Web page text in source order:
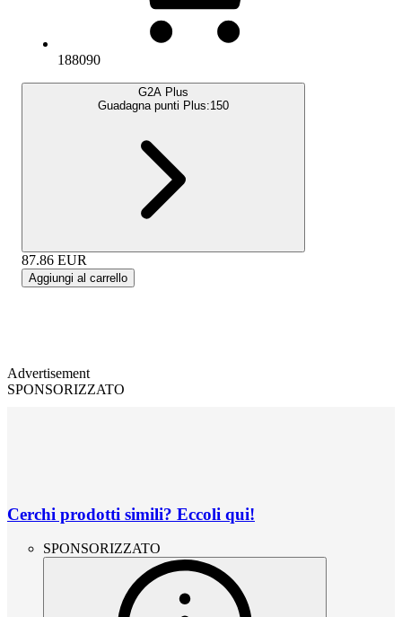
188090
G2A Plus
Guadagna punti Plus:150
87.86 EUR
Aggiungi al carrello
Advertisement
SPONSORIZZATO
Cerchi prodotti simili? Eccoli qui!
SPONSORIZZATO